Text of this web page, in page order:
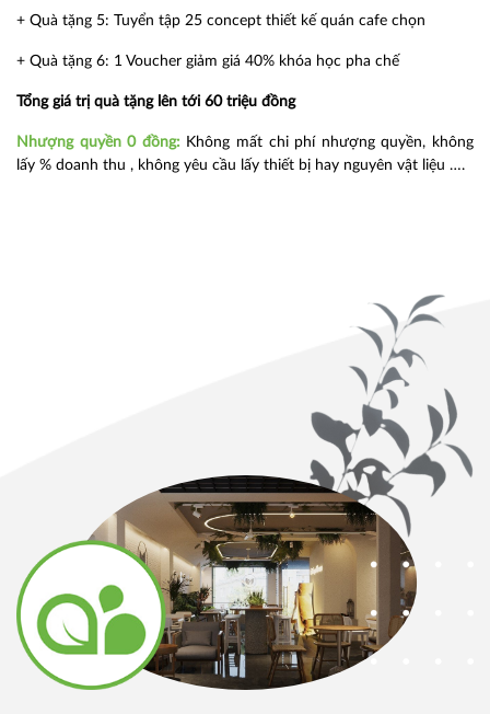
+ Quà tặng 5: Tuyển tập 25 concept thiết kế quán cafe chọn
+ Quà tặng 6: 1 Voucher giảm giá 40% khóa học pha chế
Tổng giá trị quà tặng lên tới 60 triệu đồng
Nhượng quyền 0 đồng: Không mất chi phí nhượng quyền, không
lấy % doanh thu , không yêu cầu lấy thiết bị hay nguyên vật liệu ….